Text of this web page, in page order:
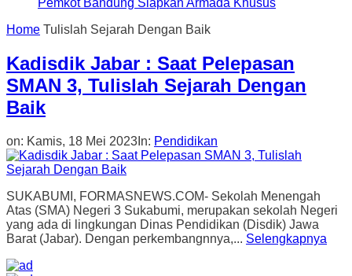
Home Tulislah Sejarah Dengan Baik
Kadisdik Jabar : Saat Pelepasan
SMAN 3, Tulislah Sejarah Dengan
Baik
on: Kamis, 18 Mei 2023 In: Pendidikan
SUKABUMI, FORMASNEWS.COM- Sekolah Menengah
Atas (SMA) Negeri 3 Sukabumi, merupakan sekolah Negeri
yang ada di lingkungan Dinas Pendidikan (Disdik) Jawa
Barat (Jabar). Dengan perkembangnnya,... Selengkapnya